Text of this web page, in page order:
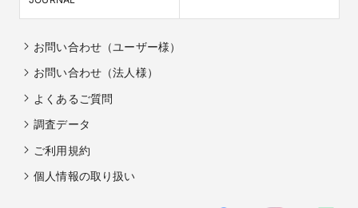
お問い合わせ（ユーザー様）
お問い合わせ（法人様）
よくあるご質問
調査データ
ご利用規約
個人情報の取り扱い